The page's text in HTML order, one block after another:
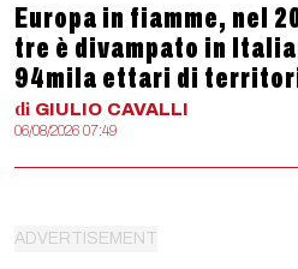
Europa in fiamme, nel
tre è divampato in
94mila ettari di
di GIULIO CAVALLI
06/08/2026 07:49